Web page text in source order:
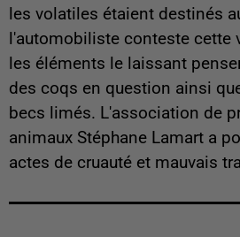
les volatiles étaient destinés
l'automobiliste conteste cette
les éléments le laissant
des coqs en question ainsi
becs limés. L'association de
animaux Stéphane Lamart a
actes de cruauté et mauvais